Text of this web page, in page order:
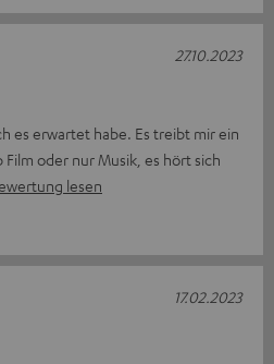
es erwartet habe. Es treibt mir ein
Film oder nur Musik, es hört sich
lesen
27.10.2023
17.02.2023